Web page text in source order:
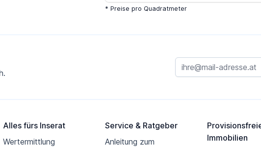
* Preise pro Quadratmeter
Alles fürs Inserat
Wertermittlung
Service & Ratgeber
Anleitung zum
Immobilien